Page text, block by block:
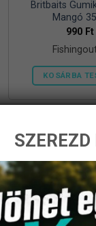
Britbaits
Mangó
990 Ft
KOSÁRBA